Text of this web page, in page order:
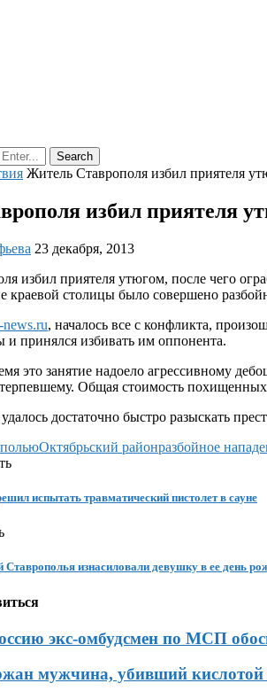
Житель Ставрополя избил приятеля
избил приятеля
23 декабря, 2013
краевой столицы было совершено
news.ru, началось все с конфликта,
и принялся избивать им оппонента.
это занятие надоело агрессивному
Общая стоимость похищенных
достаточно быстро разыскать
Октябрьский районразбойное
испытать травматический пистолет в сауне
изнасиловали девушку в ее день
экс-омбудсмен по МСП
мужчина, убивший